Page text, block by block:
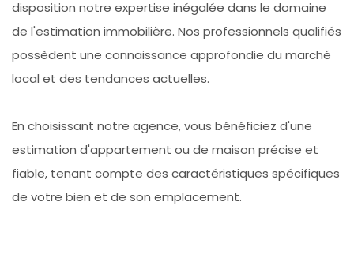
disposition notre expertise inégalée dans le domaine
de l'estimation immobilière. Nos professionnels qualifiés
possèdent une connaissance approfondie du marché
local et des tendances actuelles.
En choisissant notre agence, vous bénéficiez d'une
estimation d'appartement ou de maison précise et
fiable, tenant compte des caractéristiques spécifiques
de votre bien et de son emplacement.